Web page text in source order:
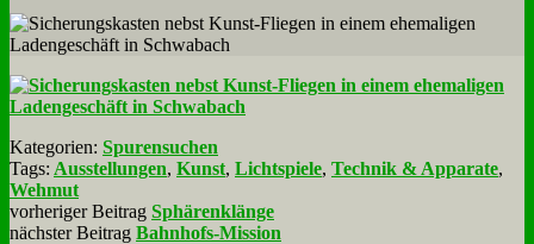
Kategorien: Spurensuchen
Tags: Ausstellungen, Kunst, Lichtspiele, Technik & Apparate,
Wehmut
vorheriger Beitrag Sphärenklänge
nächster Beitrag Bahnhofs-Mission